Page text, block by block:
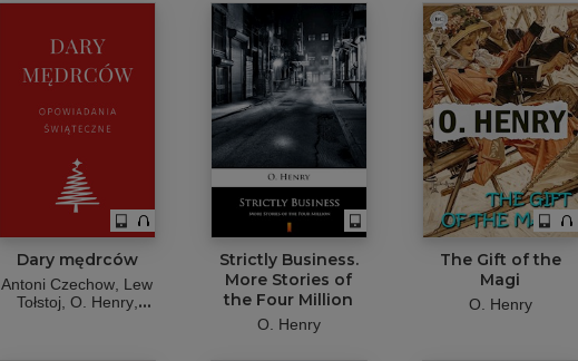
Dary mędrców
Antoni Czechow Lew
Tołstoj O. Henry
Strictly Business.
More Stories of
the Four Million
O. Henry
The Gift of the
Magi
O. Henry